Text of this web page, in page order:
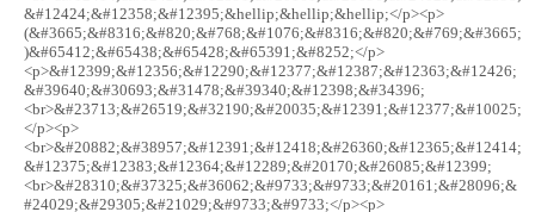
&#12424;&#12358;&#12395;&hellip;&hellip;&hellip;</p><p>
(&#3665;&#8316;&#820;&#768;&#1076;&#8316;&#820;&#769;&#3665;
)&#65412;&#65438;&#65428;&#65391;&#8252;</p>
<p>&#12399;&#12356;&#12290;&#12377;&#12387;&#12363;&#12426;
&#39640;&#30693;&#31478;&#39340;&#12398;&#34396;
<br>&#23713;&#26519;&#32190;&#20035;&#12391;&#12377;&#10025;
</p><p>
<br>&#20882;&#38957;&#12391;&#12418;&#26360;&#12365;&#12414;
&#12375;&#12383;&#12364;&#12289;&#20170;&#26085;&#12399;
<br>&#28310;&#37325;&#36062;&#9733;&#9733;&#20161;&#28096;&
#24029;&#29305;&#21029;&#9733;&#9733;</p><p>